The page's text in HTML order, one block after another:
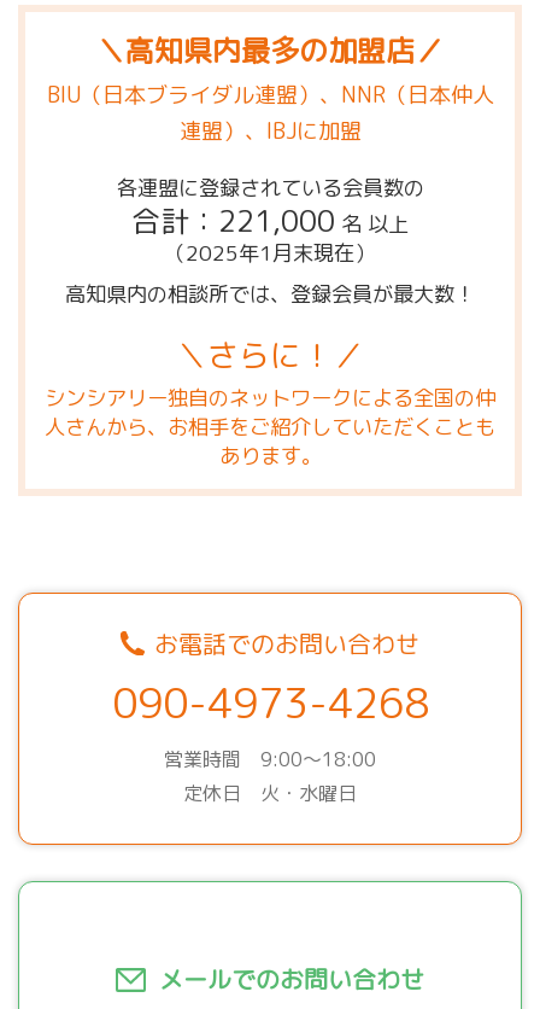
＼高知県内最多の加盟店／
BIU（日本ブライダル連盟）、NNR（日本仲人
連盟）、IBJに加盟
各連盟に登録されている会員数の
合計：221,000 名 以上
（2025年1月末現在）
高知県内の相談所では、登録会員が最大数！
＼さらに！／
シンシアリー独自のネットワークによる全国の仲
人さんから、お相手をご紹介していただくことも
あります。
お電話でのお問い合わせ
090-4973-4268
営業時間 9:00～18:00
定休日 火・水曜日
メールでのお問い合わせ